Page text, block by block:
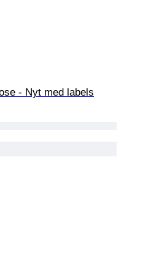
- Nyt med labels